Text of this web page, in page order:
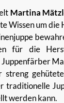
Martina
Wissen um die
für die
traditionelle
werden kann.